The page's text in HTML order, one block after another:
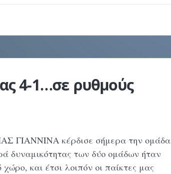
4-1…σε ρυθμούς
ΓΙΑΝΝΙΝΑ κέρδισε σήμερα την ομάδα
δυναμικότητας των δύο ομάδων ήταν
και έτσι λοιπόν οι παίκτες μας